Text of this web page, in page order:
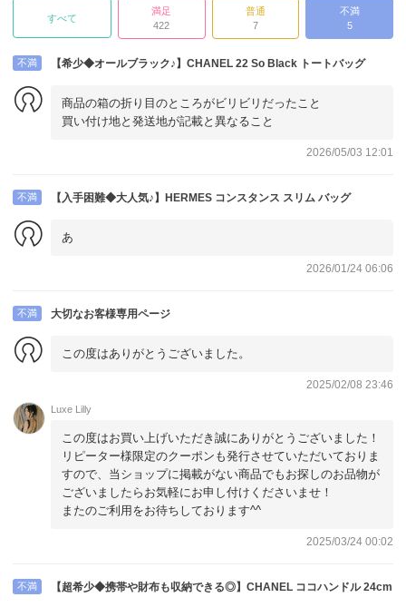
すべて
満足
422
普通
7
不満
5
不満 【希少◆オールブラック♪】CHANEL 22 So Black トートバッグ
商品の箱の折り目のところがビリビリだったこと
買い付け地と発送地が記載と異なること
2026/05/03 12:01
不満 【入手困難◆大人気♪】HERMES コンスタンス スリム バッグ
あ
2026/01/24 06:06
不満 大切なお客様専用ページ
この度はありがとうございました。
2025/02/08 23:46
Luxe Lilly
この度はお買い上げいただき誠にありがとうございました！
リピーター様限定のクーポンも発行させていただいておりま
すので、当ショップに掲載がない商品でもお探しのお品物が
ございましたらお気軽にお申し付けくださいませ！
またのご利用をお待ちしております^^
2025/03/24 00:02
不満 【超希少◆携帯や財布も収納できる◎】CHANEL ココハンドル 24cm